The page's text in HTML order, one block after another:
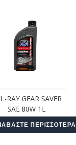
RAY GEAR SAVER
SAE 80W 1L
ΠΕΡΙΣΣΌΤΕΡΑ